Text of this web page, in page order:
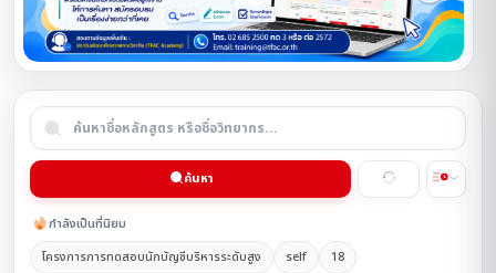
ค้นหา
กำลังเป็นที่นิยม
โครงการการทดสอบนักบัญชีบริหารระดับสูง
self 18